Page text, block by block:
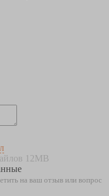
12MB
на ваш отзыв или вопрос